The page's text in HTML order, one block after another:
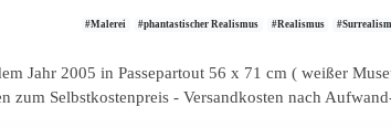
#Malerei #phantastischer Realismus #Realismus
Jahr 2005 in Passepartout 56 x 71 cm ( weißer
zum Selbstkostenpreis - Versandkosten nach